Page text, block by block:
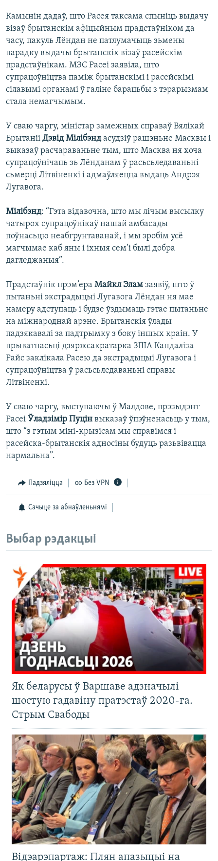
Камынін дадаў, што Расея таксама спыніць выдачу
візаў брытанскім афіцыйным прадстаўніком да
часу, пакуль Лёндан не патлумачыць зьмены
парадку выдачы брытанскіх візаў расейскім
прадстаўнікам. МЗС Расеі заявіла, што
супрацоўніцтва паміж брытанскімі і расейскімі
сілавымі органамі ў галіне барацьбы з тэрарызмам
стала немагчымым.
У сваю чаргу, міністар замежных справаў Вялікай
Брытаніі Дэвід Мілібэндасудзіў рашэньне Масквы і
выказаў расчараваньне тым, што Масква ня хоча
супрацоўнічаць зь Лёнданам ў расьсьледаваньні
сьмерці Літвіненкі і адмаўляецца выдаць Андрэя
Лугавога.
Мілібэнд: “Гэта відавочна, што мы лічым высылку
чатырох супрацоўнікаў нашай амбасады
поўнасьцю неабгрунтаванай, і мы зробім усё
магчымае каб яны і іхныя сем’і былі добра
дагледжаныя”.
Прадстаўнік прэм’ера Майкл Элам заявіў, што ў
пытаньні экстрадыцыі Лугавога Лёндан ня мае
намеру адступаць і будзе ўздымаць гэтае пытаньне
на міжнароднай арэне. Брытанскія ўлады
падзякавалі за падтрымку з боку іншых краін. У
прыватнасьці дзяржсакратарка ЗША Кандаліза
Райс заклікала Расею да экстрадыцыі Лугавога і
супрацоўніцтва ў расьсьледаваньні справы
Літвіненкі.
У сваю чаргу, выступаючы ў Малдове, прэзыдэнт
Расеі Ўладзімір Пуцін выказаў ўпэўненасьць у тым,
што “з гэтым міні-крызісам мы справімся і
расейска-брытанскія адносіны будуць разьвівацца
нармальна”.
Падзяліцца Без VPN
Сачыце за абнаўленьнямі
Выбар рэдакцыі
Як беларусы ў Варшаве адзначылі
шостую гадавіну пратэстаў 2020-га.
Стрым Свабоды
Відэарэпартаж: Плян апазыцыі на